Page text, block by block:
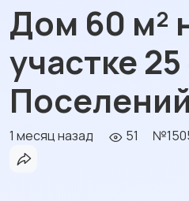
Дом 60 м²
участке
1 месяц назад 51